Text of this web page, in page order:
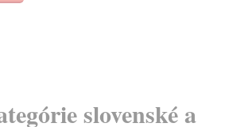
slovenské a